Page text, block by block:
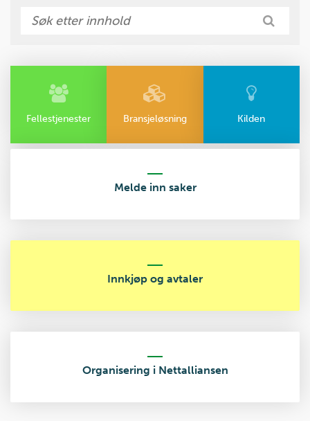
Fellestjenester Bransjeløsning Kilden
Melde inn saker
Innkjøp og avtaler
Organisering i Nettalliansen